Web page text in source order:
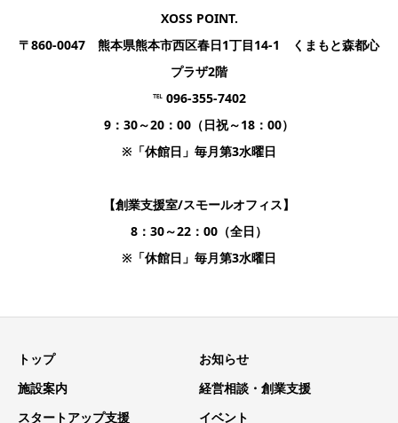
XOSS POINT.
〒860-0047 熊本県熊本市西区春日1丁目14-1 くまもと森都心
プラザ2階
℡ 096-355-7402
9：30～20：00（日祝～18：00）
※「休館日」毎月第3水曜日
【創業支援室/スモールオフィス】
8：30～22：00（全日）
※「休館日」毎月第3水曜日
トップ
お知らせ
施設案内
経営相談・創業支援
スタートアップ支援
イベント